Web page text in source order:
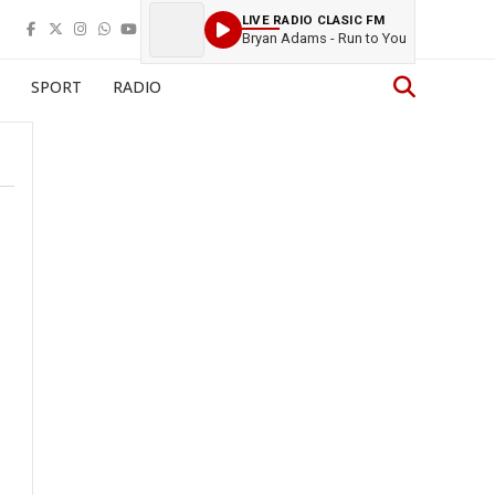
LIVE RADIO CLASIC FM
Bryan Adams - Run to You
SPORT RADIO